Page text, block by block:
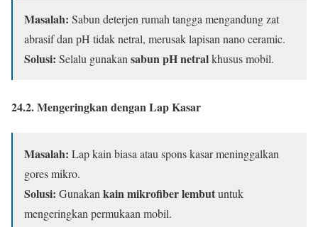
Masalah: Sabun deterjen rumah tangga mengandung zat
abrasif dan pH tidak netral, merusak lapisan nano ceramic.
Solusi: Selalu gunakansabun pH netralkhusus mobil.
24.2. Mengeringkan dengan Lap Kasar
Masalah: Lap kain biasa atau spons kasar meninggalkan
gores mikro.
Solusi: Gunakan kain mikrofiber lembutuntuk
mengeringkan permukaan mobil.